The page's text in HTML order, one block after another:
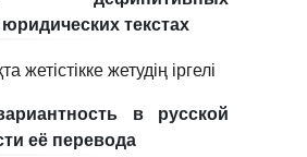
текстах
жетістікке жетудің іргелі
в русской
её перевода